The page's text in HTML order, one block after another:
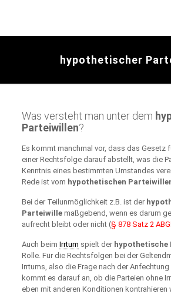
hypothetischer
Was versteht man unter dem
Parteiwillen?
Es kommt manchmal vor, dass das Gesetz
einer Rechtsfolge darauf abstellt, was die
Kenntnis eines bestimmten Umstandes
Rede ist vom hypothetischen
Bei der Teilunmöglichkeit z.B. ist der
Parteiwillemaßgebend, wenn es darum
aufrecht bleibt oder nicht (§ 878 Satz 2
Auch beim Irrtum spielt derhypothetische
Rolle. Für die Rechtsfolgen bei der
Irrtums, also die Frage nach der Anfechtung
kommt es darauf an, ob die Parteien ohne
eben mit anderen Konditionen kontrahieren